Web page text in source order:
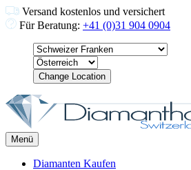
Versand kostenlos und versichert
Für Beratung: +41 (0)31 904 0904
Change Location
Menü
Diamanten Kaufen